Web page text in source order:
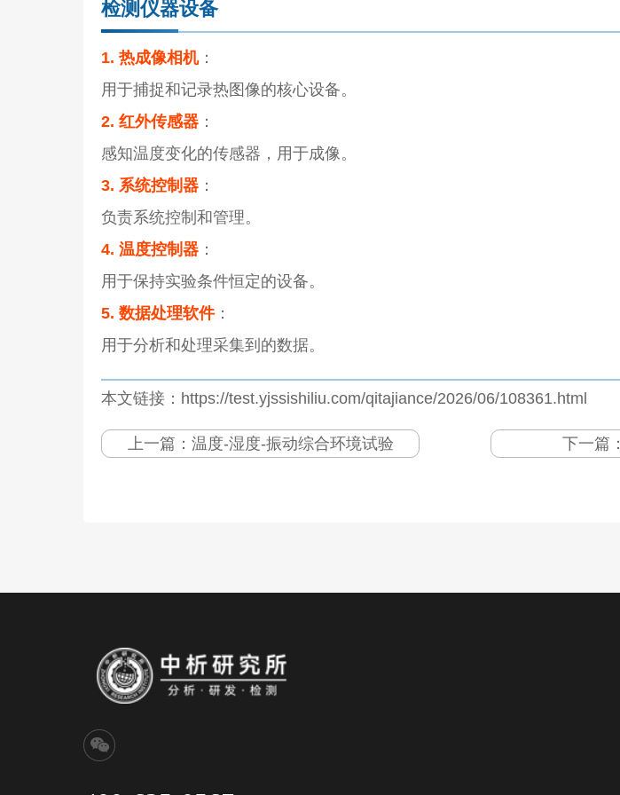
检测仪器设备
1. 热成像相机：
用于捕捉和记录热图像的核心设备。
2. 红外传感器 ：
感知温度变化的传感器，用于成像。
3. 系统控制器 ：
负责系统控制和管理。
4. 温度控制器 ：
用于保持实验条件恒定的设备。
5. 数据处理软件：
用于分析和处理采集到的数据。
本文链接：https://test.yjssishiliu.com/qitajiance/2026/06/108361.html
上一篇： 温度-湿度-振动综合环境试验 下一篇：